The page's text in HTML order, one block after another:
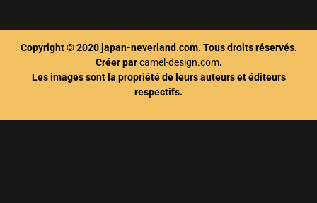
Copyright © 2020 japan-neverland.com. Tous droits réservés.
Créer parcamel-design.com.
Les images sont la propriété de leurs auteurs et éditeurs
respectifs.